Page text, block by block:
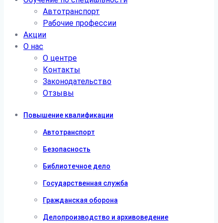
Автотранспорт
Рабочие профессии
Акции
О нас
О центре
Контакты
Законодательство
Отзывы
Повышение квалификации
Автотранспорт
Безопасность
Библиотечное дело
Государственная служба
Гражданская оборона
Делопроизводство и архивоведение